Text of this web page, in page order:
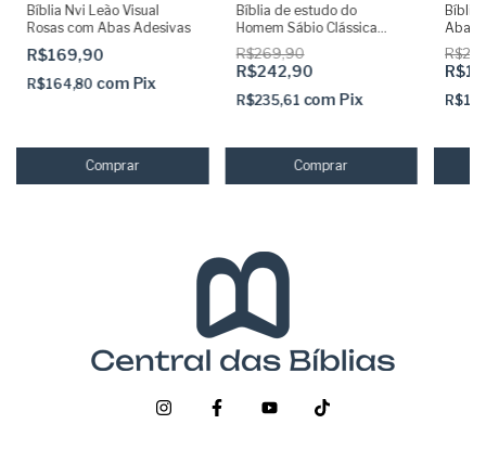
Bíblia Nvi Leão Visual
Rosas com Abas Adesivas
R$169,90
R$164,80 com Pix
Bíblia de estudo do
Homem Sábio Clássica
Azul com Abas adesivas e
Capa dura
R$269,90
R$242,90
R$235,61 com Pix
Bíblia
Abas